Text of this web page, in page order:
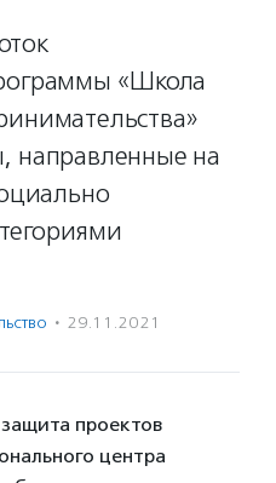
«Школа
направленные на
· 29.11.2021
проектов
центра